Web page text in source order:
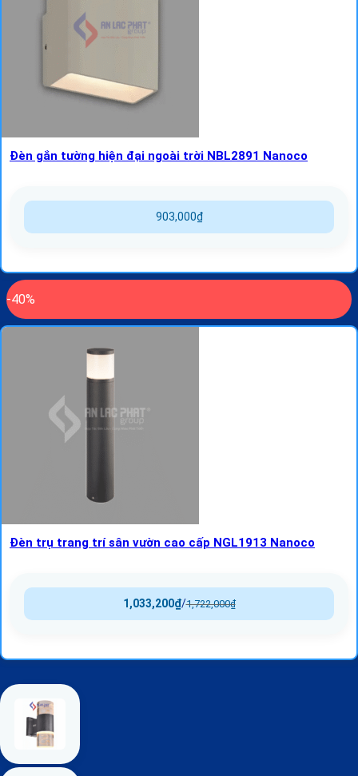
Đèn gắn tường hiện đại ngoài trời NBL2891 Nanoco
903,000₫
-40%
Đèn trụ trang trí sân vườn cao cấp NGL1913 Nanoco
1,722,000₫
/
1,033,200₫